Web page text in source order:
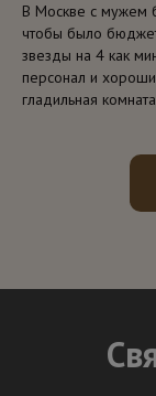
В Москве с мужем
чтобы было
звезды на 4 как
персонал и
гладильная